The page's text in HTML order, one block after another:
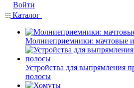
Войти
Каталог
Молниеприемники: мачтовые
Устройства для выпрямления
полосы